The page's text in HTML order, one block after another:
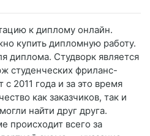
к диплому онлайн.
купить дипломную работу.
диплома. Студворк является
студенческих фриланс-
2011 года и за это время
как заказчиков, так и
найти друг друга.
происходит всего за